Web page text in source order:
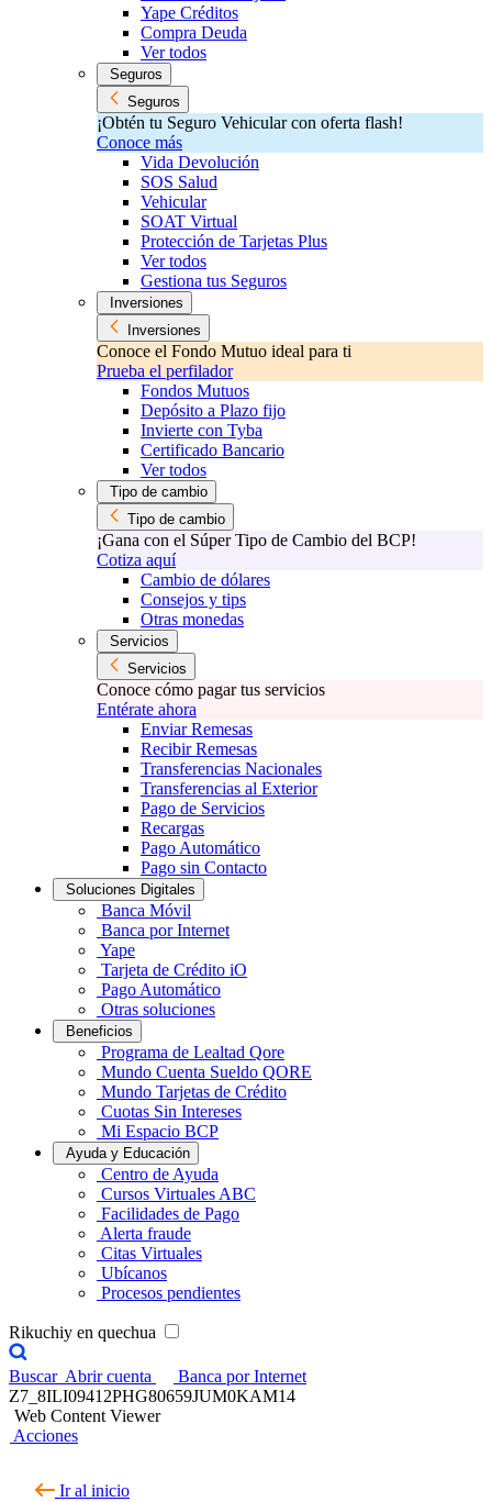
Yape Créditos
Compra Deuda
Ver todos
Seguros
Seguros
¡Obtén tu Seguro Vehicular con oferta flash!
Conoce más
Vida Devolución
SOS Salud
Vehicular
SOAT Virtual
Protección de Tarjetas Plus
Ver todos
Gestiona tus Seguros
Inversiones
Inversiones
Conoce el Fondo Mutuo ideal para ti
Prueba el perfilador
Fondos Mutuos
Depósito a Plazo fijo
Invierte con Tyba
Certificado Bancario
Ver todos
Tipo de cambio
Tipo de cambio
¡Gana con el Súper Tipo de Cambio del BCP!
Cotiza aquí
Cambio de dólares
Consejos y tips
Otras monedas
Servicios
Servicios
Conoce cómo pagar tus servicios
Entérate ahora
Enviar Remesas
Recibir Remesas
Transferencias Nacionales
Transferencias al Exterior
Pago de Servicios
Recargas
Pago Automático
Pago sin Contacto
Soluciones Digitales
Banca Móvil
Banca por Internet
Yape
Tarjeta de Crédito iO
Pago Automático
Otras soluciones
Beneficios
Programa de Lealtad Qore
Mundo Cuenta Sueldo QORE
Mundo Tarjetas de Crédito
Cuotas Sin Intereses
Mi Espacio BCP
Ayuda y Educación
Centro de Ayuda
Cursos Virtuales ABC
Facilidades de Pago
Alerta fraude
Citas Virtuales
Ubícanos
Procesos pendientes
Rikuchiy en quechua
Buscar Abrir cuenta
Banca por Internet
Z7_8ILI09412PHG80659JUM0KAM14
Web Content Viewer
Acciones
Ir al inicio